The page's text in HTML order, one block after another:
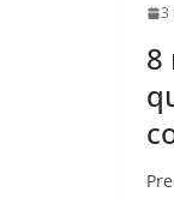
3
8